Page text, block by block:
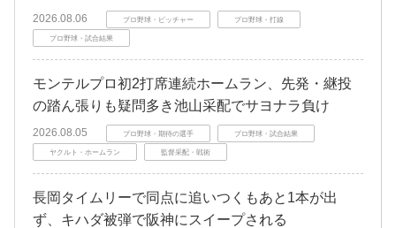
2026.08.06 プロ野球・ピッチャー プロ野球・打線
プロ野球・試合結果
モンテルプロ初2打席連続ホームラン、先発・継投
の踏ん張りも疑問多き池山采配でサヨナラ負け
2026.08.05 プロ野球・期待の選手 プロ野球・試合結果
ヤクルト・ホームラン 監督采配・戦術
長岡タイムリーで同点に追いつくもあと1本が出
ず、キハダ被弾で阪神にスイープされる